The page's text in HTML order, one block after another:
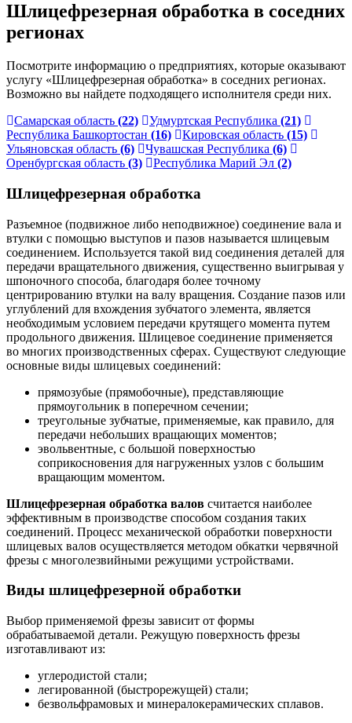
Шлицефрезерная обработка в соседних
регионах
Посмотрите информацию о предприятиях, которые оказывают
услугу «Шлицефрезерная обработка» в соседних регионах.
Возможно вы найдете подходящего исполнителя среди них.
Самарская область (22) Удмуртская Республика (21)
Республика Башкортостан (16) Кировская область (15)
Ульяновская область (6) Чувашская Республика (6)
Оренбургская область (3) Республика Марий Эл (2)
Шлицефрезерная обработка
Разъемное (подвижное либо неподвижное) соединение вала и
втулки с помощью выступов и пазов называется шлицевым
соединением. Используется такой вид соединения деталей для
передачи вращательного движения, существенно выигрывая у
шпоночного способа, благодаря более точному
центрированию втулки на валу вращения. Создание пазов или
углублений для вхождения зубчатого элемента, является
необходимым условием передачи крутящего момента путем
продольного движения. Шлицевое соединение применяется
во многих производственных сферах. Существуют следующие
основные виды шлицевых соединений:
прямозубые (прямобочные), представляющие
прямоугольник в поперечном сечении;
треугольные зубчатые, применяемые, как правило, для
передачи небольших вращающих моментов;
эвольвентные, с большой поверхностью
соприкосновения для нагруженных узлов с большим
вращающим моментом.
Шлицефрезерная обработка валов считается наиболее
эффективным в производстве способом создания таких
соединений. Процесс механической обработки поверхности
шлицевых валов осуществляется методом обкатки червячной
фрезы с многолезвийными режущими устройствами.
Виды шлицефрезерной обработки
Выбор применяемой фрезы зависит от формы
обрабатываемой детали. Режущую поверхность фрезы
изготавливают из:
углеродистой стали;
легированной (быстрорежущей) стали;
безвольфрамовых и минералокерамических сплавов.